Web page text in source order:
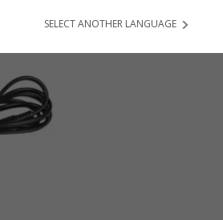
SELECT ANOTHER LANGUAGE